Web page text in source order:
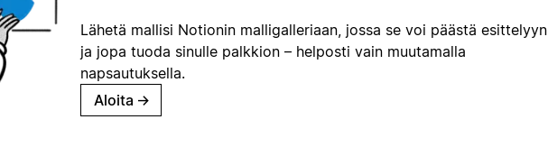
Lähetä mallisi Notionin malligalleriaan, jossa se voi päästä esittelyyn
ja jopa tuoda sinulle palkkion – helposti vain muutamalla
napsautuksella.
Aloita →